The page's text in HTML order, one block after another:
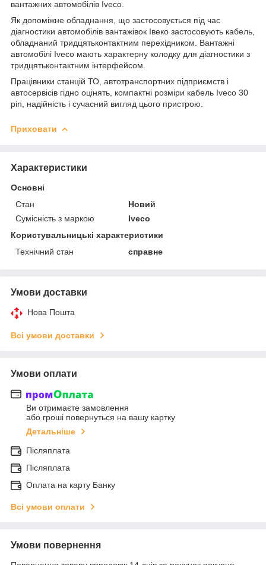
вантажних автомобілів Iveco.
Як допоміжне обладнання, що застосовується під час
діагностики автомобілів вантажівок Івеко застосовують кабель,
обладнаний тридцятьконтактним перехідником. Вантажні
автомобілі Iveco мають характерну колодку для діагностики з
тридцятьконтактним інтерфейсом.
Працівники станцій ТО, автотранспортних підприємств і
автосервісів гідно оцінять, компактні розміри кабель Iveco 30
pin, надійність і сучасний вигляд цього пристрою.
Приховати
Характеристики
Основні
Стан
Новий
Сумісність з маркою
Iveco
Користувальницькі характеристики
Технічний стан
справне
Умови доставки
Нова Пошта
Всі умови доставки
Умови оплати
Ви отримаєте замовлення
або гроші повернуться на вашу картку
Детальніше
Післяплата
Післяплата
Оплата на карту Банку
Всі умови оплати
Умови повернення